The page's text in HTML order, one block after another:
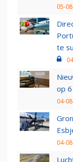
05-
te
op
04-
04-